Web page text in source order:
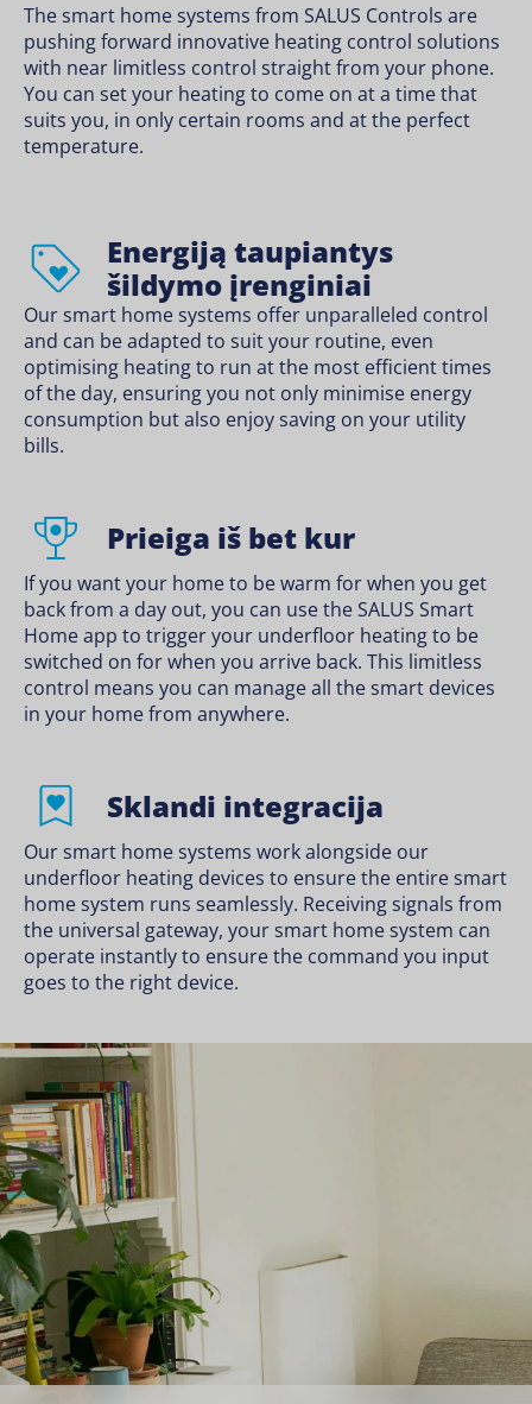
The smart home systems from SALUS Controls are
pushing forward innovative heating control solutions
with near limitless control straight from your phone.
You can set your heating to come on at a time that
suits you, in only certain rooms and at the perfect
temperature.
Energiją taupiantys
šildymo įrenginiai
Our smart home systems offer unparalleled control
and can be adapted to suit your routine, even
optimising heating to run at the most efficient times
of the day, ensuring you not only minimise energy
consumption but also enjoy saving on your utility
bills.
Prieiga iš bet kur
If you want your home to be warm for when you get
back from a day out, you can use the SALUS Smart
Home app to trigger your underfloor heating to be
switched on for when you arrive back. This limitless
control means you can manage all the smart devices
in your home from anywhere.
Sklandi integracija
Our smart home systems work alongside our
underfloor heating devices to ensure the entire smart
home system runs seamlessly. Receiving signals from
the universal gateway, your smart home system can
operate instantly to ensure the command you input
goes to the right device.